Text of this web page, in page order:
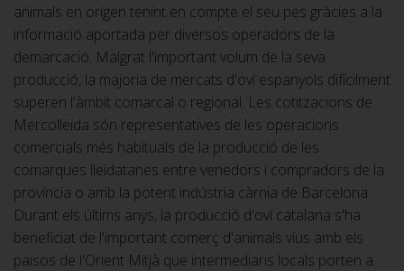
animals en origen tenint en compte el seu pes gràcies a la
informació aportada per diversos operadors de la
demarcació. Malgrat l'important volum de la seva
producció, la majoria de mercats d'oví espanyols difícilment
superen l'àmbit comarcal o regional. Les cotitzacions de
Mercolleida són representatives de les operacions
comercials més habituals de la producció de les
comarques lleidatanes entre venedors i compradors de la
província o amb la potent indústria càrnia de Barcelona.
Durant els últims anys, la producció d'oví catalana s'ha
beneficiat de l'important comerç d'animals vius amb els
països de l'Orient Mitjà que intermediaris locals porten a